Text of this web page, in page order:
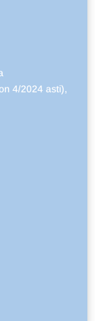
4/2024 asti),